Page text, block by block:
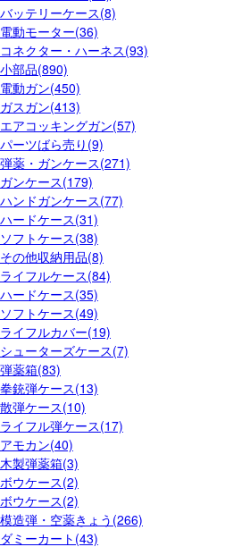
バッテリーケース(8)
電動モーター(36)
コネクター・ハーネス(93)
小部品(890)
電動ガン(450)
ガスガン(413)
エアコッキングガン(57)
パーツばら売り(9)
弾薬・ガンケース(271)
ガンケース(179)
ハンドガンケース(77)
ハードケース(31)
ソフトケース(38)
その他収納用品(8)
ライフルケース(84)
ハードケース(35)
ソフトケース(49)
ライフルカバー(19)
シューターズケース(7)
弾薬箱(83)
拳銃弾ケース(13)
散弾ケース(10)
ライフル弾ケース(17)
アモカン(40)
木製弾薬箱(3)
ボウケース(2)
ボウケース(2)
模造弾・空薬きょう(266)
ダミーカート(43)